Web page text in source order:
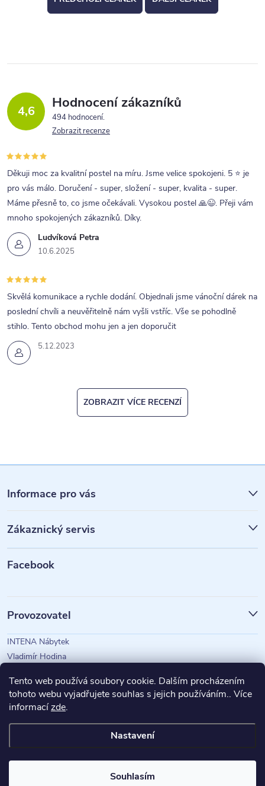
Tento web používá soubory cookie. Dalším procházením
tohoto webu vyjadřujete souhlas s jejich používáním.. Více
informacízde.
Nastavení
Souhlasím
4,6 Hodnocení zákazníků
494 hodnocení
Zobrazit recenze
Ludvíková Petra
10.6.2025
Děkuji moc za kvalitní postel na míru. Jsme velice spokojeni. 5 ⭐ je
pro vás málo. Doručení - super, složení - super, kvalita - super.
Máme přesně to, co jsme očekávali. Vysokou postel 🙏😉. Přeji vám
mnoho spokojených zákazníků. Díky.
5.12.2023
Skvělá komunikace a rychle dodání. Objednali jsme vánoční dárek na
poslední chvíli a neuvěřitelně nám vyšli vstříc. Vše se pohodlně
stihlo. Tento obchod mohu jen a jen doporučit
ZOBRAZIT VÍCE RECENZÍ
á
p
a
Informace pro vás
Zákaznický servis
Facebook
Provozovatel
INTENA Nábytek
Vladimír Hodina
Copyright 2026INTENA Nábytek. Všechna práva vyhrazena.